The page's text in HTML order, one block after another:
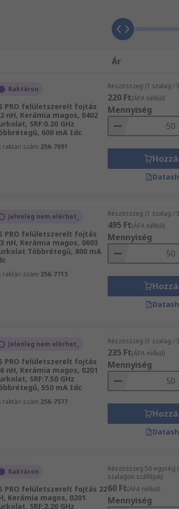
termékeket. ATC közül keres bizonyos
márka, gyártó, raktári szám, avagy más
Ár
Raktáron
PRO felületszerelt fojtás
nH, Kerámia magos, 0402
SRF:0.20 GHz
600 mA Idc
raktári szám 256-7691
Részösszeg (1 szalag /
220 Ft(ÁFA nélkül)
Mennyiség
Jelenleg nem elérhet_
PRO felületszerelt fojtás
nH, Kerámia magos, 0603
Többrétegű, 800 mA
raktári szám 256-7715
Részösszeg (1 szalag /
495 Ft(ÁFA nélkül)
Mennyiség
Jelenleg nem elérhet_
PRO felületszerelt fojtás
nH, Kerámia magos, 0201
SRF:7.50 GHz
550 mA Idc
raktári szám 256-7577
Részösszeg (1 szalag /
235 Ft(ÁFA nélkül)
Mennyiség
Raktáron
PRO felületszerelt fojtás 22
Kerámia magos, 0201
SRF:2.20 GHz
Részösszeg 50 egység
szalagon szállítjuk)
60 Ft(ÁFA nélkül)
Mennyiség